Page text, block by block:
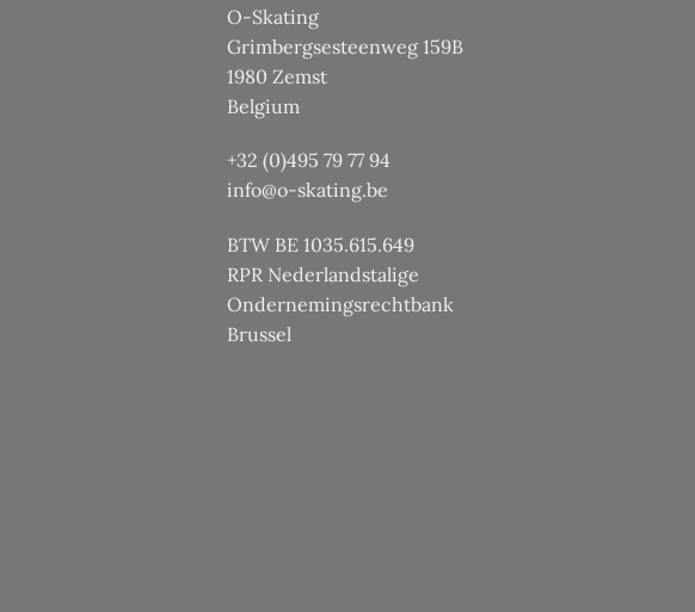
O-Skating
Grimbergsesteenweg 159B
1980 Zemst
Belgium
+32 (0)495 79 77 94
info@o-skating.be
BTW BE 1035.615.649
RPR Nederlandstalige
Ondernemingsrechtbank
Brussel